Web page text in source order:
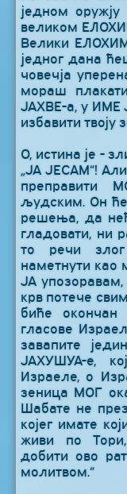
једном
великом
Велики
једног дана
човечја
мораш
ЈАХВЕ-а, у ИМЕ
избавити твоју
О, истина је -
„ЈА ЈЕСАМ“!
преправити
људским. Он
решења, да
гладовати, ни
то речи
наметнути као
ЈА
крв потече
биће окончан
гласове
завапите
ЈАХУШУА-е,
Израеле, о
зеница МОГ
Шабате не
којег имате
живи по
добити ово
молитвом.“